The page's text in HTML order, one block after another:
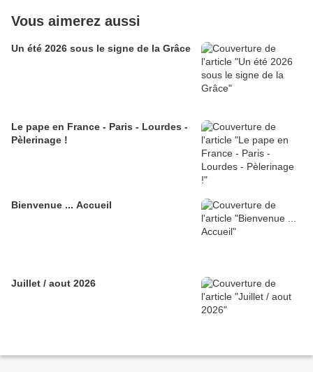
Vous aimerez aussi
Un été 2026 sous le signe de la Grâce
Le pape en France - Paris - Lourdes -
Pèlerinage !
Bienvenue ... Accueil
Juillet / aout 2026